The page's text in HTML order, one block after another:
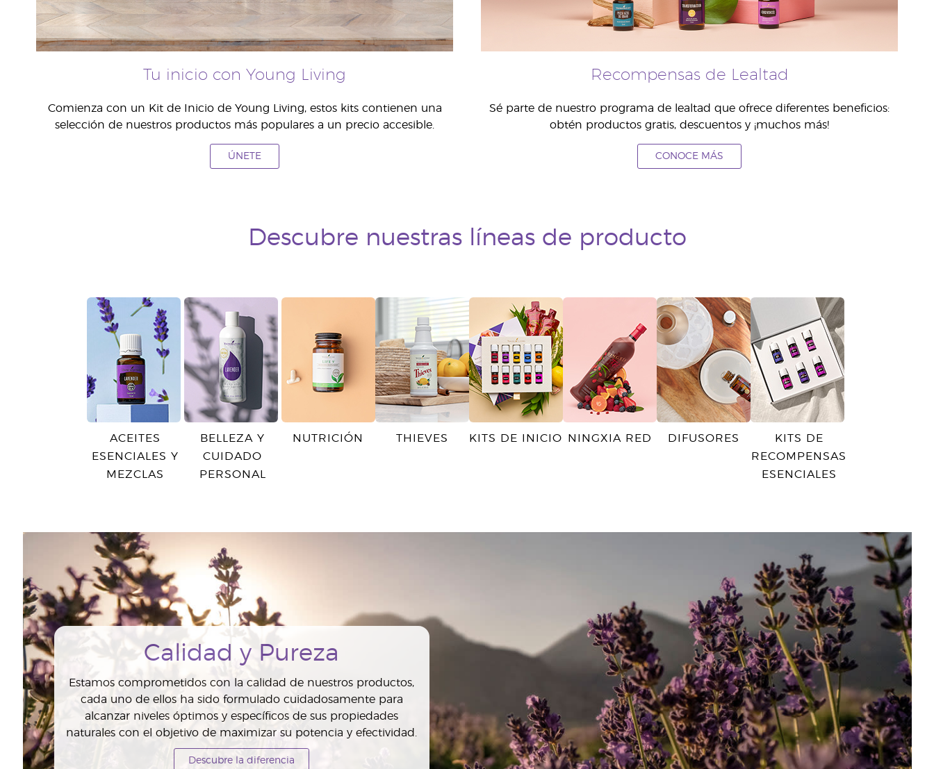
Tu inicio con Young Living
Comienza con un Kit de Inicio de Young Living, estos kits contienen una
selección de nuestros productos más populares a un precio accesible.
ÚNETE
Recompensas de Lealtad
Sé parte de nuestro programa de lealtad que ofrece diferentes beneficios:
obtén productos gratis, descuentos y ¡muchos más!
CONOCE MÁS
Descubre nuestras líneas de producto
ACEITES
ESENCIALES Y
MEZCLAS
BELLEZA Y
CUIDADO
PERSONAL
NUTRICIÓN THIEVES KITS DE INICIO NINGXIA RED DIFUSORES
KITS DE
RECOMPENSAS
ESENCIALES
Calidad y Pureza
Estamos comprometidos con la calidad de nuestros productos,
cada uno de ellos ha sido formulado cuidadosamente para
alcanzar niveles óptimos y específicos de sus propiedades
naturales con el objetivo de maximizar su potencia y efectividad.
Descubre la diferencia